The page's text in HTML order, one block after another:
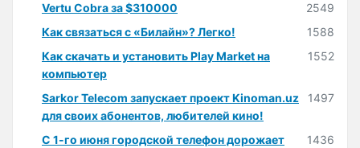
Vertu Cobra за $310000
2549
Как связаться с «Билайн»? Легко!
1588
Как скачать и установить Play Market на
компьютер
1552
Sarkor Telecom запускает проект Kinoman.uz
для своих абонентов, любителей кино!
1497
С 1-го июня городской телефон дорожает
1436